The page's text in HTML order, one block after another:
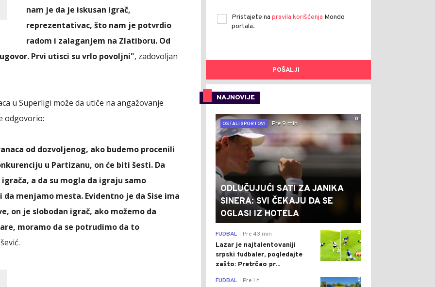
nam je da je iskusan igrač,
reprezentativac, što nam je potvrdio
radom i zalaganjem na Zlatiboru. Od
Prvi utisci su vrlo povoljni", zadovoljan
u Superligi može da utiče na angažovanje
odgovorio:
od dozvoljenog, ako budemo procenili
u Partizanu, on će biti šesti. Da
a da su mogla da igraju samo
menjamo mesta. Evidentno je da Sise ima
on je slobodan igrač, ako možemo da
moramo da se potrudimo da to
Pristajete na pravila korišćenja Mondo
portala.
POŠALJI
NAJNOVIJE
0
OSTALI SPORTOVI
Pre 9 min
ODLUČUJUĆI SATI ZA JANIKA
SINERA: SVI ČEKAJU DA SE
OGLASI IZ HOTELA
0
FUDBAL Pre 43 min
Lazar je najtalentovaniji
srpski fudbaler, pogledajte
zašto: Pretrčao pr...
0
FUDBAL Pre 1 h